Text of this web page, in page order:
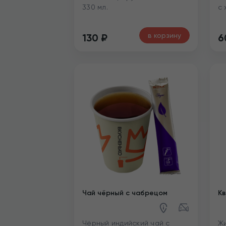
330 мл.
130 ₽ в корзину
с
Чай чёрный с чабрецом
Чёрный индийский чай с